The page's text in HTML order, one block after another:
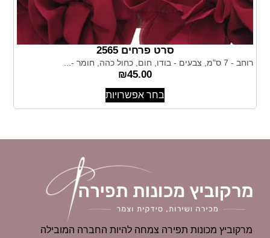
סרט פרחים 2565
רוחב - 7 ס"מ, צבעים - בודו, חום, כחול כהה, חומר -...
₪45.00
בחר אפשרויות
מרקוביץ מכונות תפירה צמחה להיות החברה המובילה